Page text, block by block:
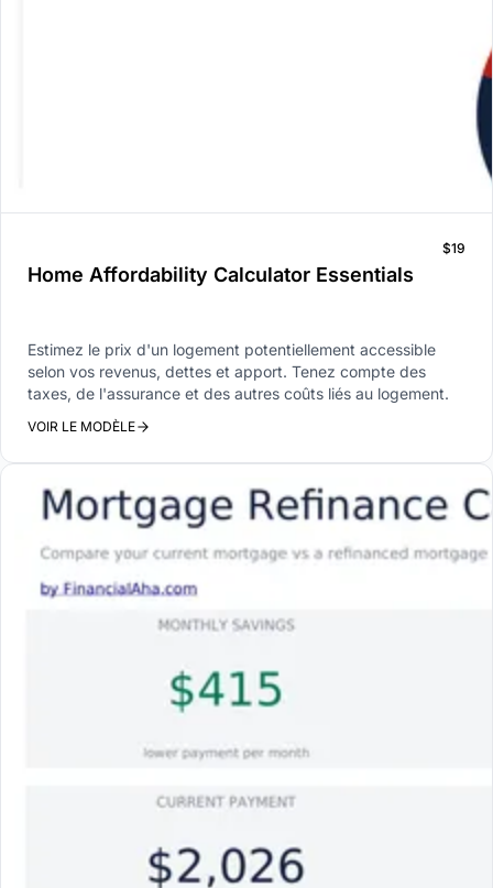
Home Affordability Calculator Essentials
$19
Estimez le prix d'un logement potentiellement accessible
selon vos revenus, dettes et apport. Tenez compte des
taxes, de l'assurance et des autres coûts liés au logement.
VOIR LE MODÈLE